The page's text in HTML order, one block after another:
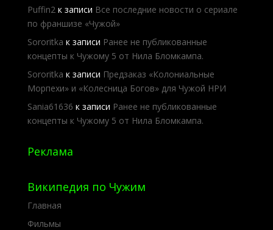
Puffin2к записи Все последние новости о сериале
по франшизе «Чужой»
Sororitka к записи Ранее не публикованные
концепты к Чужому 5 от Нила Бломкампа.
Sororitka к записи Предзаказ «Колониальные
Морпехи» и «Колесница Богов» для Чужой НРИ
Sania61636 к записи Ранее не публикованные
концепты к Чужому 5 от Нила Бломкампа.
Реклама
Википедия по Чужим
Главная
Фильмы